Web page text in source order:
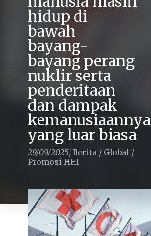
hidup di
bawah
bayang-
bayang perang
nuklir serta
penderitaan
dan dampak
kemanusiaannya
yang luar biasa
29/09/2025, Berita / Global /
Promosi HHI